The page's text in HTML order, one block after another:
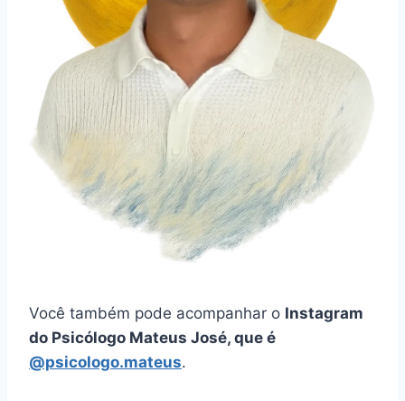
Você também pode acompanhar o Instagram
do Psicólogo Mateus José, que é
@psicologo.mateus.